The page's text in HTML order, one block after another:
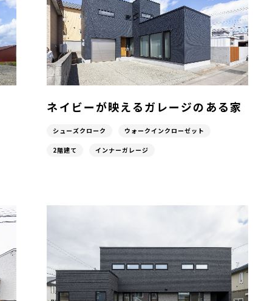
ネイビーが映えるガレージのある家
シューズクローク ウォークインクローゼット
2階建て インナーガレージ